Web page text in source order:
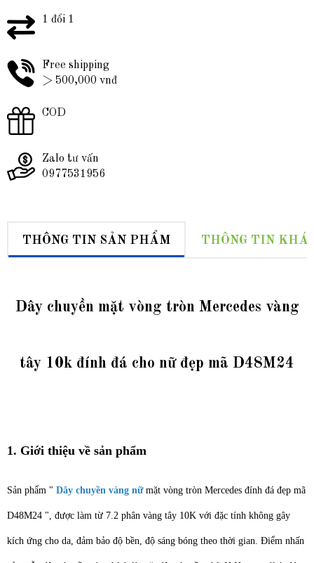
1 đổi 1
Free shipping
> 500,000 vnđ
COD
Zalo tư vấn
0977531956
THÔNG TIN SẢN PHẨM THÔNG TIN
Dây chuyền mặt vòng tròn Mercedes vàng
tây 10k đính đá cho nữ đẹp mã D48M24
1. Giới thiệu về sản phẩm
Sản phẩm " Dây chuyền vàng nữ mặt vòng tròn Mercedes đính đá đẹp mã
D48M24 ", được làm từ 7.2 phân vàng tây 10K với đặc tính không gây
kích ứng cho da, đảm bảo độ bền, độ sáng bóng theo thời gian. Điểm nhấn